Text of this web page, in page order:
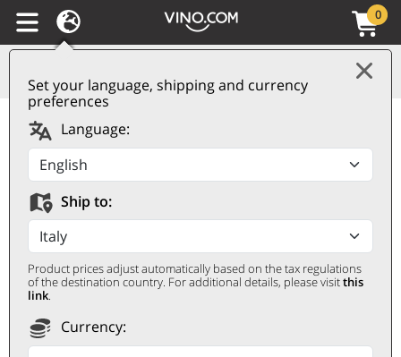
Set your language, shipping and currency
preferences
Language:
Ship to:
Product prices adjust automatically based on the tax regulations
of the destination country. For additional details, please visitthis
link.
Currency:
0
Champagne AOC
Cuvée Brut Piper-
Heidsieck
PIPER-HEIDSIECK
0,75 ℓ